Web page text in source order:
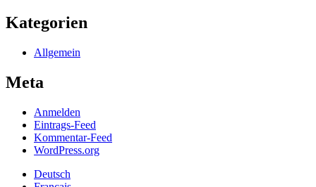
Kategorien
Allgemein
Meta
Anmelden
Eintrags-Feed
Kommentar-Feed
WordPress.org
Deutsch